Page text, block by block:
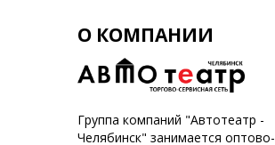
О КОМПАНИИ
Группа компаний "Автотеатр -
Челябинск" занимается оптово-